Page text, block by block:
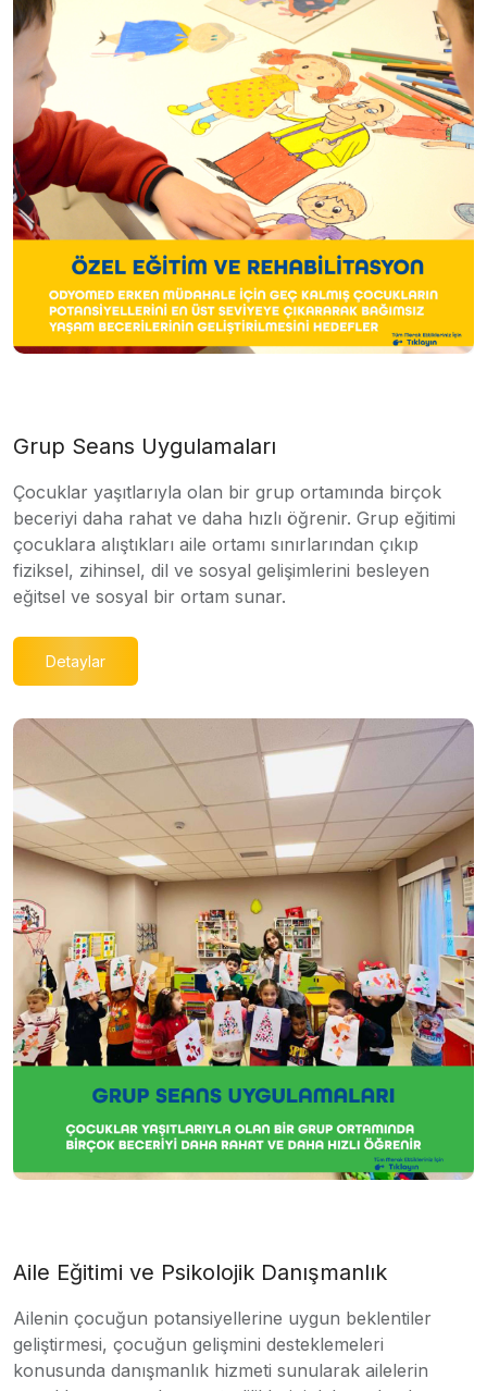
Grup Seans Uygulamaları
Çocuklar yaşıtlarıyla olan bir grup ortamında birçok
beceriyi daha rahat ve daha hızlı öğrenir. Grup eğitimi
çocuklara alıştıkları aile ortamı sınırlarından çıkıp
fiziksel, zihinsel, dil ve sosyal gelişimlerini besleyen
eğitsel ve sosyal bir ortam sunar.
Detaylar
Aile Eğitimi ve Psikolojik Danışmanlık
Ailenin çocuğun potansiyellerine uygun beklentiler
geliştirmesi, çocuğun gelişmini desteklemeleri
konusunda danışmanlık hizmeti sunularak ailelerin